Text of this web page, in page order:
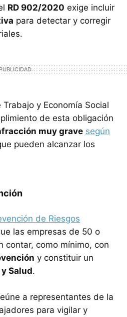
RD 902/2020 exige incluir
para detectar y corregir
y Economía Social
de esta obligación
muy grave según
pueden alcanzar los
de Riesgos
las empresas de 50 o
contar, como mínimo, con
y constituir un
Salud.
a representantes de la
para vigilar y